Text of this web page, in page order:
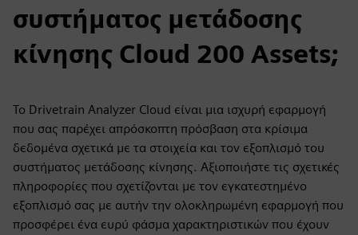
συστήματος μετάδοσης
κίνησης Cloud 200 Assets;
Το Drivetrain Analyzer Cloud είναι μια ισχυρή εφαρμογή
που σας παρέχει απρόσκοπτη πρόσβαση στα κρίσιμα
δεδομένα σχετικά με τα στοιχεία και τον εξοπλισμό του
συστήματος μετάδοσης κίνησης. Αξιοποιήστε τις σχετικές
πληροφορίες που σχετίζονται με τον εγκατεστημένο
εξοπλισμό σας με αυτήν την ολοκληρωμένη εφαρμογή που
προσφέρει ένα ευρύ φάσμα χαρακτηριστικών που έχουν